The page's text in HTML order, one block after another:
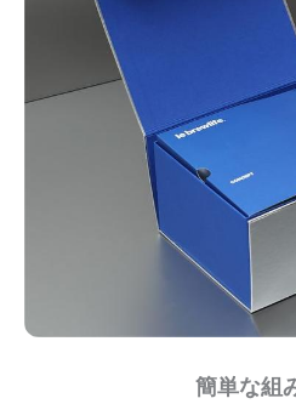
簡単な組